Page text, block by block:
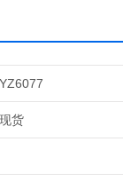
YZ6077
现货